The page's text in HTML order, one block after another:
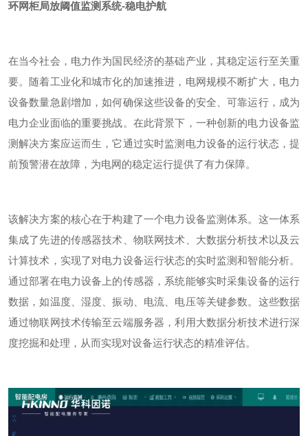
环网柜局放阈值监测系统-稳电护航
在当今社会，电力作为国民经济的基础产业，其稳定运行至关重
要。随着工业化和城市化的加速推进，电网规模不断扩大，电力
设备数量急剧增加，如何确保这些设备的安全、可靠运行，成为
电力企业面临的重要挑战。在此背景下，一种创新的电力设备监
测解决方案应运而生，它通过实时监测电力设备的运行状态，提
前预警潜在故障，为电网的稳定运行提供了有力保障。
该解决方案的核心在于构建了一个电力设备监测体系。这一体系
集成了先进的传感器技术、物联网技术、大数据分析技术以及云
计算技术，实现了对电力设备运行状态的实时监测和智能分析。
通过部署在电力设备上的传感器，系统能够实时采集设备的运行
数据，如温度、湿度、振动、电流、电压等关键参数。这些数据
通过物联网技术传输至云端服务器，利用大数据分析技术进行深
度挖掘和处理，从而实现对设备运行状态的精准评估。